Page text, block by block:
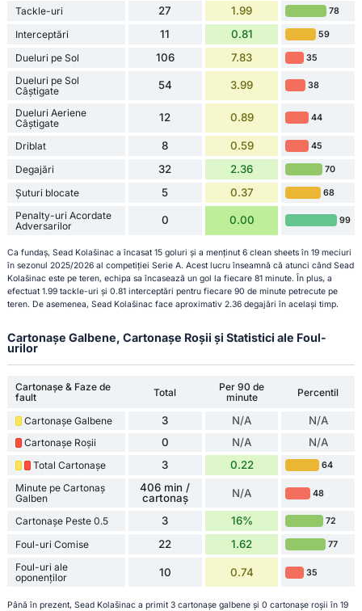
Tackle-uri 27 1.99 78
Interceptări 11 0.81 59
Dueluri pe Sol 106 7.83 35
Dueluri pe Sol
Câștigate
54 3.99 38
Dueluri Aeriene
Câștigate
12 0.89 44
Driblat 8 0.59 45
Degajări 32 2.36 70
Șuturi blocate 5 0.37 68
Penalty-uri Acordate
Adversarilor
0 0.00 99
Ca fundaș, Sead Kolašinac a încasat 15 goluri și a menținut 6 clean sheets în 19 meciuri
în sezonul 2025/2026 al competiției Serie A. Acest lucru înseamnă că atunci când Sead
Kolašinac este pe teren, echipa sa încasează un gol la fiecare 81 minute. În plus, a
efectuat 1.99 tackle-uri și 0.81 interceptări pentru fiecare 90 de minute petrecute pe
teren. De asemenea, Sead Kolašinac face aproximativ 2.36 degajări în același timp.
Cartonașe Galbene, Cartonașe Roșii și Statistici ale Foul-
urilor
Cartonașe & Faze de
fault
Total
Per 90 de
minute
Percentil
Cartonașe Galbene 3 N/A N/A
Cartonașe Roșii 0 N/A N/A
Total Cartonașe 3 0.22 64
Minute pe Cartonaș
Galben
406 min /
cartonaș
N/A 48
Cartonașe Peste 0.5 3 16% 72
Foul-uri Comise 22 1.62 77
Foul-uri ale
oponenților
10 0.74 35
Până în prezent, Sead Kolašinac a primit 3 cartonașe galbene și 0 cartonașe roșii în 19